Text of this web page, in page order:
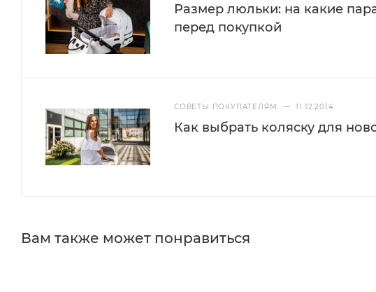
Размер люльки: на какие
перед покупкой
СОВЕТЫ ПОКУПАТЕЛЯМ — 11.12.2014
Как выбрать коляску для
Вам также может понравиться